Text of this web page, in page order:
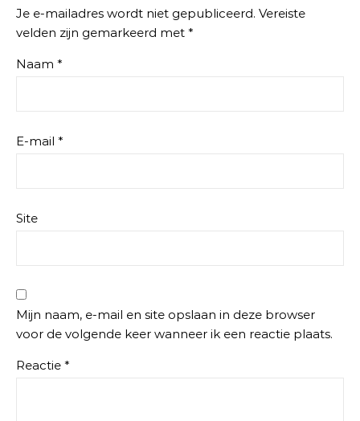
Je e-mailadres wordt niet gepubliceerd. Vereiste
velden zijn gemarkeerd met *
Naam *
E-mail *
Site
Mijn naam, e-mail en site opslaan in deze browser
voor de volgende keer wanneer ik een reactie plaats.
Reactie *